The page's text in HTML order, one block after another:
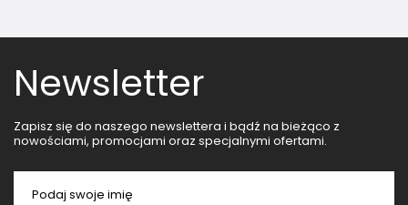
Newsletter
Zapisz się do naszego newslettera i bądź na bieżąco z
nowościami, promocjami oraz specjalnymi ofertami.
Podaj swoje imię